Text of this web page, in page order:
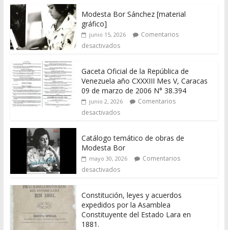
Modesta Bor Sánchez [material
gráfico]
junio 15, 2026
Comentarios
desactivados
Gaceta Oficial de la República de
Venezuela año CXXXIII Mes V, Caracas
09 de marzo de 2006 N° 38.394
junio 2, 2026
Comentarios
desactivados
Catálogo temático de obras de
Modesta Bor
mayo 30, 2026
Comentarios
desactivados
Constitución, leyes y acuerdos
expedidos por la Asamblea
Constituyente del Estado Lara en
1881.